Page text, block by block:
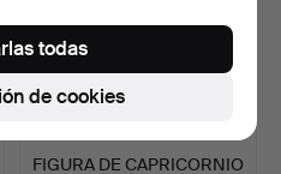
FIGURA DE CAPRICORNIO
de cookies
todas